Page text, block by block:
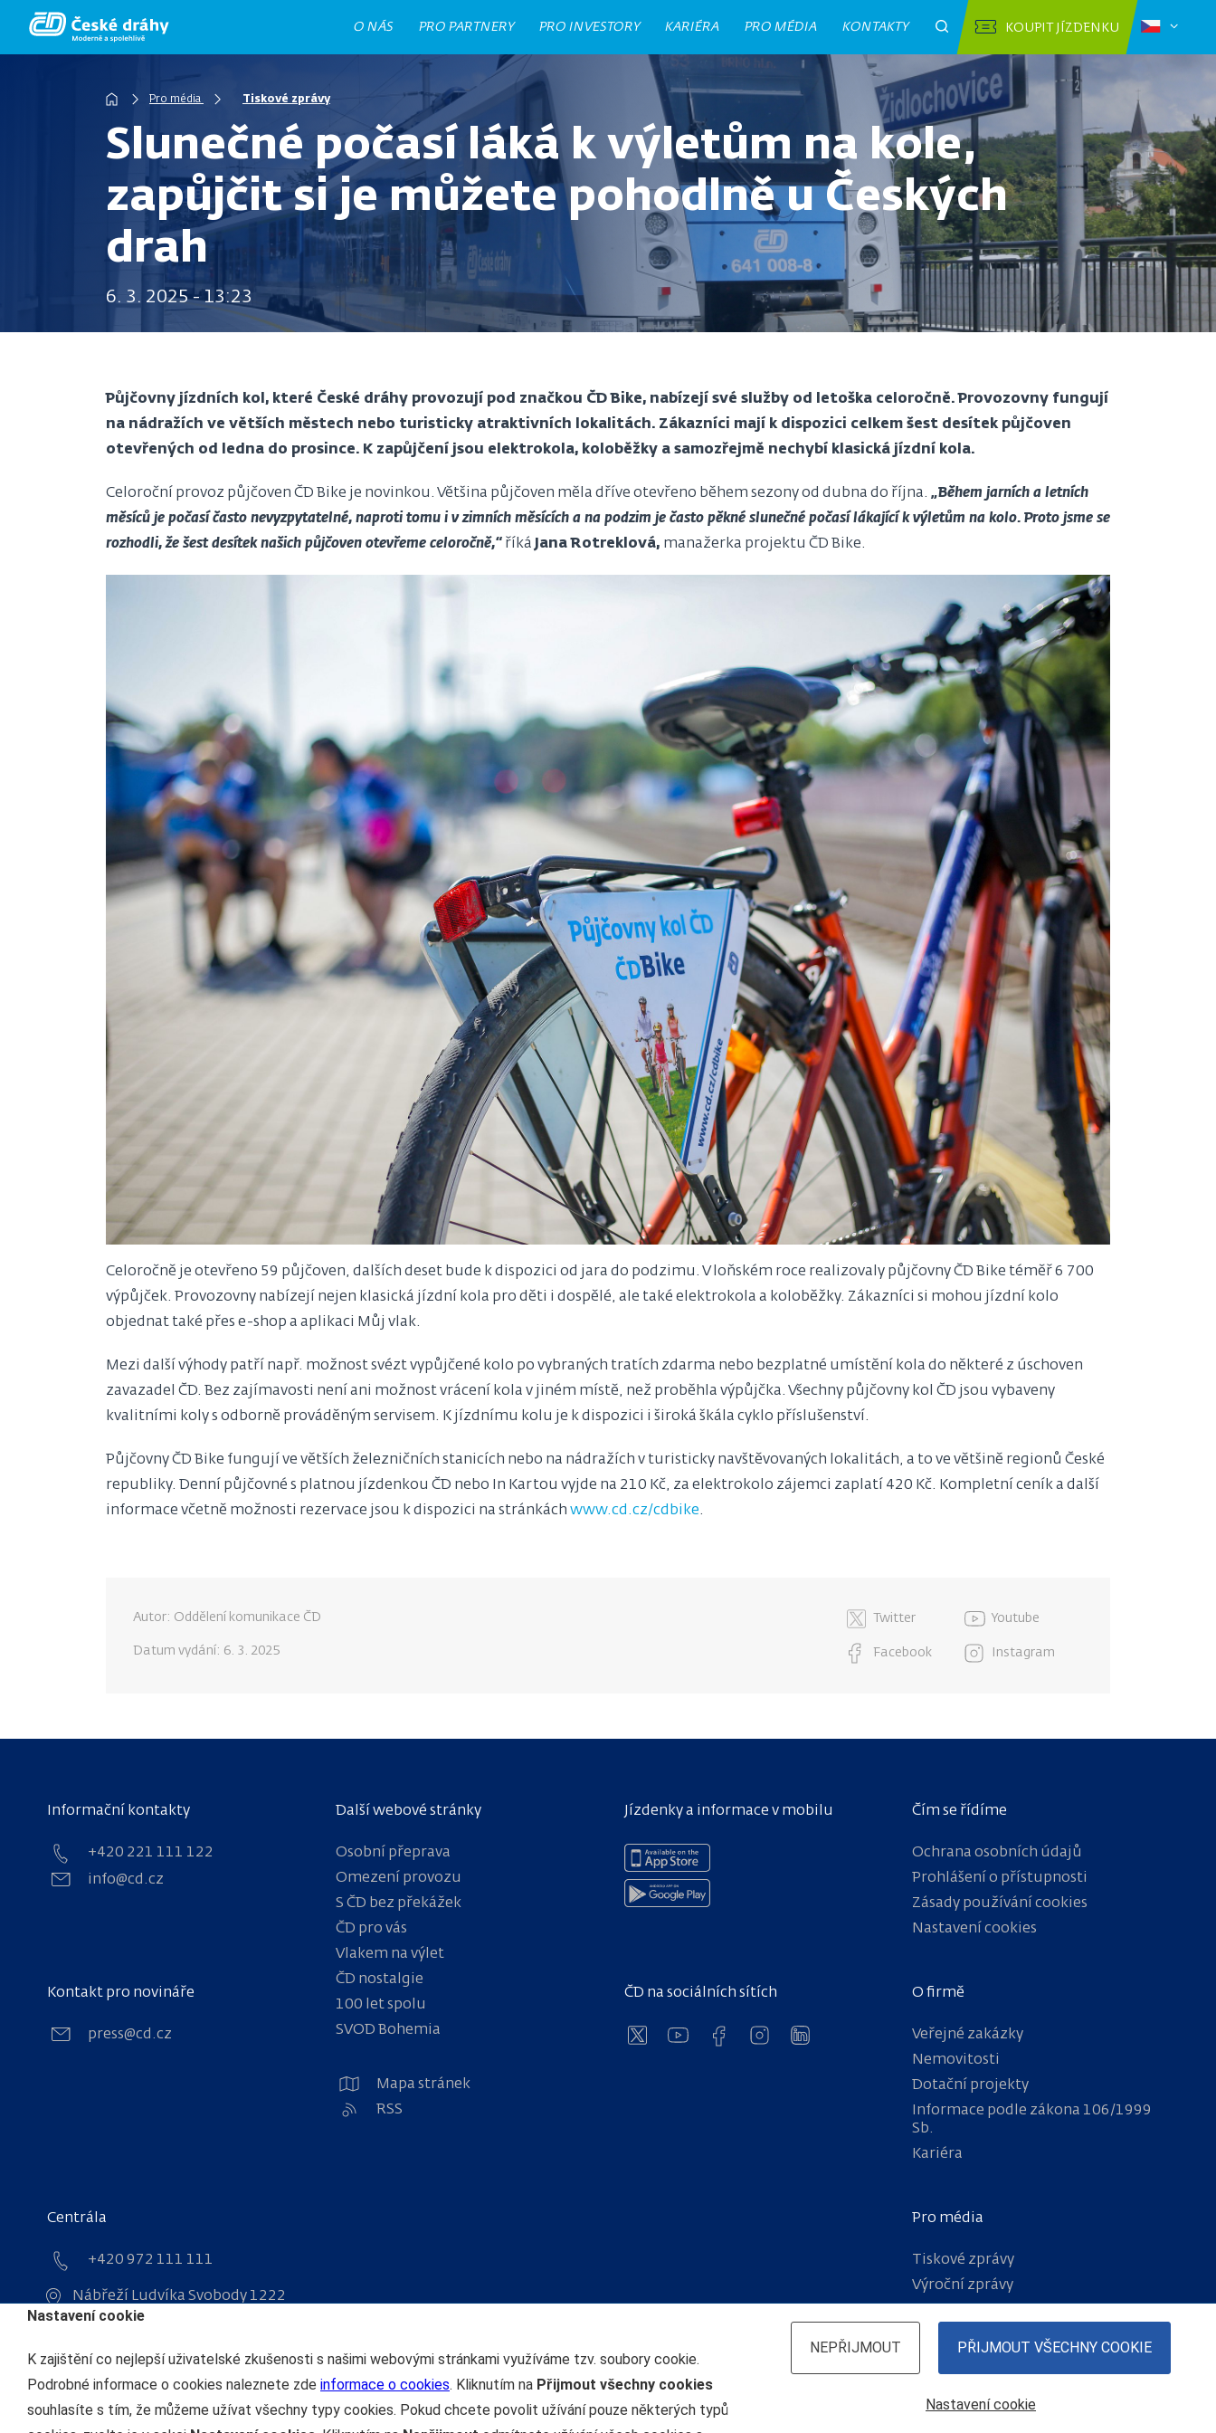
Přejít
O NÁS PRO PARTNERY PRO INVESTORY KARIÉRA PRO MÉDIA KONTAKTY KOUPIT JÍZDENKU
Drobečková
navigace
Pro média Tiskové zprávy
Slunečné počasí láká k výletům na kole,
zapůjčit si je můžete pohodlně u Českých
drah
6. 3. 2025 - 13:23
Půjčovny jízdních kol, které České dráhy provozují pod značkou ČD Bike, nabízejí své služby od letoška celoročně. Provozovny fungují
na nádražích ve větších městech nebo turisticky atraktivních lokalitách. Zákazníci mají k dispozici celkem šest desítek půjčoven
otevřených od ledna do prosince. K zapůjčení jsou elektrokola, koloběžky a samozřejmě nechybí klasická jízdní kola.
Celoroční provoz půjčoven ČD Bike je novinkou. Většina půjčoven měla dříve otevřeno během sezony od dubna do října. „Během jarních a letních
měsíců je počasí často nevyzpytatelné, naproti tomu i v zimních měsících a na podzim je často pěkné slunečné počasí lákající k výletům na kolo. Proto jsme se
rozhodli, že šest desítek našich půjčoven otevřeme celoročně,“ říká Jana Rotreklová, manažerka projektu ČD Bike.
Celoročně je otevřeno 59 půjčoven, dalších deset bude k dispozici od jara do podzimu. V loňském roce realizovaly půjčovny ČD Bike téměř 6 700
výpůjček. Provozovny nabízejí nejen klasická jízdní kola pro děti i dospělé, ale také elektrokola a koloběžky. Zákazníci si mohou jízdní kolo
objednat také přes e-shop a aplikaci Můj vlak.
Mezi další výhody patří např. možnost svézt vypůjčené kolo po vybraných tratích zdarma nebo bezplatné umístění kola do některé z úschoven
zavazadel ČD. Bez zajímavosti není ani možnost vrácení kola v jiném místě, než proběhla výpůjčka. Všechny půjčovny kol ČD jsou vybaveny
kvalitními koly s odborně prováděným servisem. K jízdnímu kolu je k dispozici i široká škála cyklo příslušenství.
Půjčovny ČD Bike fungují ve větších železničních stanicích nebo na nádražích v turisticky navštěvovaných lokalitách, a to ve většině regionů České
republiky. Denní půjčovné s platnou jízdenkou ČD nebo In Kartou vyjde na 210 Kč, za elektrokolo zájemci zaplatí 420 Kč. Kompletní ceník a další
informace včetně možnosti rezervace jsou k dispozici na stránkách www.cd.cz/cdbike.
Autor: Oddělení komunikace ČD
Datum vydání: 6. 3. 2025
Twitter Youtube
Facebook Instagram
Informační kontakty
+420 221 111 122
info@cd.cz
Kontakt pro novináře
press@cd.cz
Centrála
+420 972 111 111
Nábřeží Ludvíka Svobody 1222
110 15 Praha 1
Další webové stránky
Osobní přeprava
Omezení provozu
S ČD bez překážek
ČD pro vás
Vlakem na výlet
ČD nostalgie
100 let spolu
SVOD Bohemia
Mapa stránek
RSS
Jízdenky a informace v mobilu
ČD na sociálních sítích
Čím se řídíme
Ochrana osobních údajů
Prohlášení o přístupnosti
Zásady používání cookies
Nastavení cookies
O firmě
Veřejné zakázky
Nemovitosti
Dotační projekty
Informace podle zákona 106/1999
Sb.
Kariéra
Pro média
Tiskové zprávy
Výroční zprávy
Nastavení cookie
K zajištění co nejlepší uživatelské zkušenosti s našimi webovými stránkami využíváme tzv. soubory cookie.
Podrobné informace o cookies naleznete zde informace o cookies. Kliknutím na Přijmout všechny cookies
souhlasíte s tím, že můžeme užívat všechny typy cookies. Pokud chcete povolit užívání pouze některých typů
PŘIJMOUT VŠECHNY COOKIE
NEPŘIJMOUT
Nastavení cookie